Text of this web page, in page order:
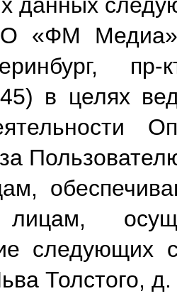
«ФМ Медиа»
в целях
следующих
Толстого,